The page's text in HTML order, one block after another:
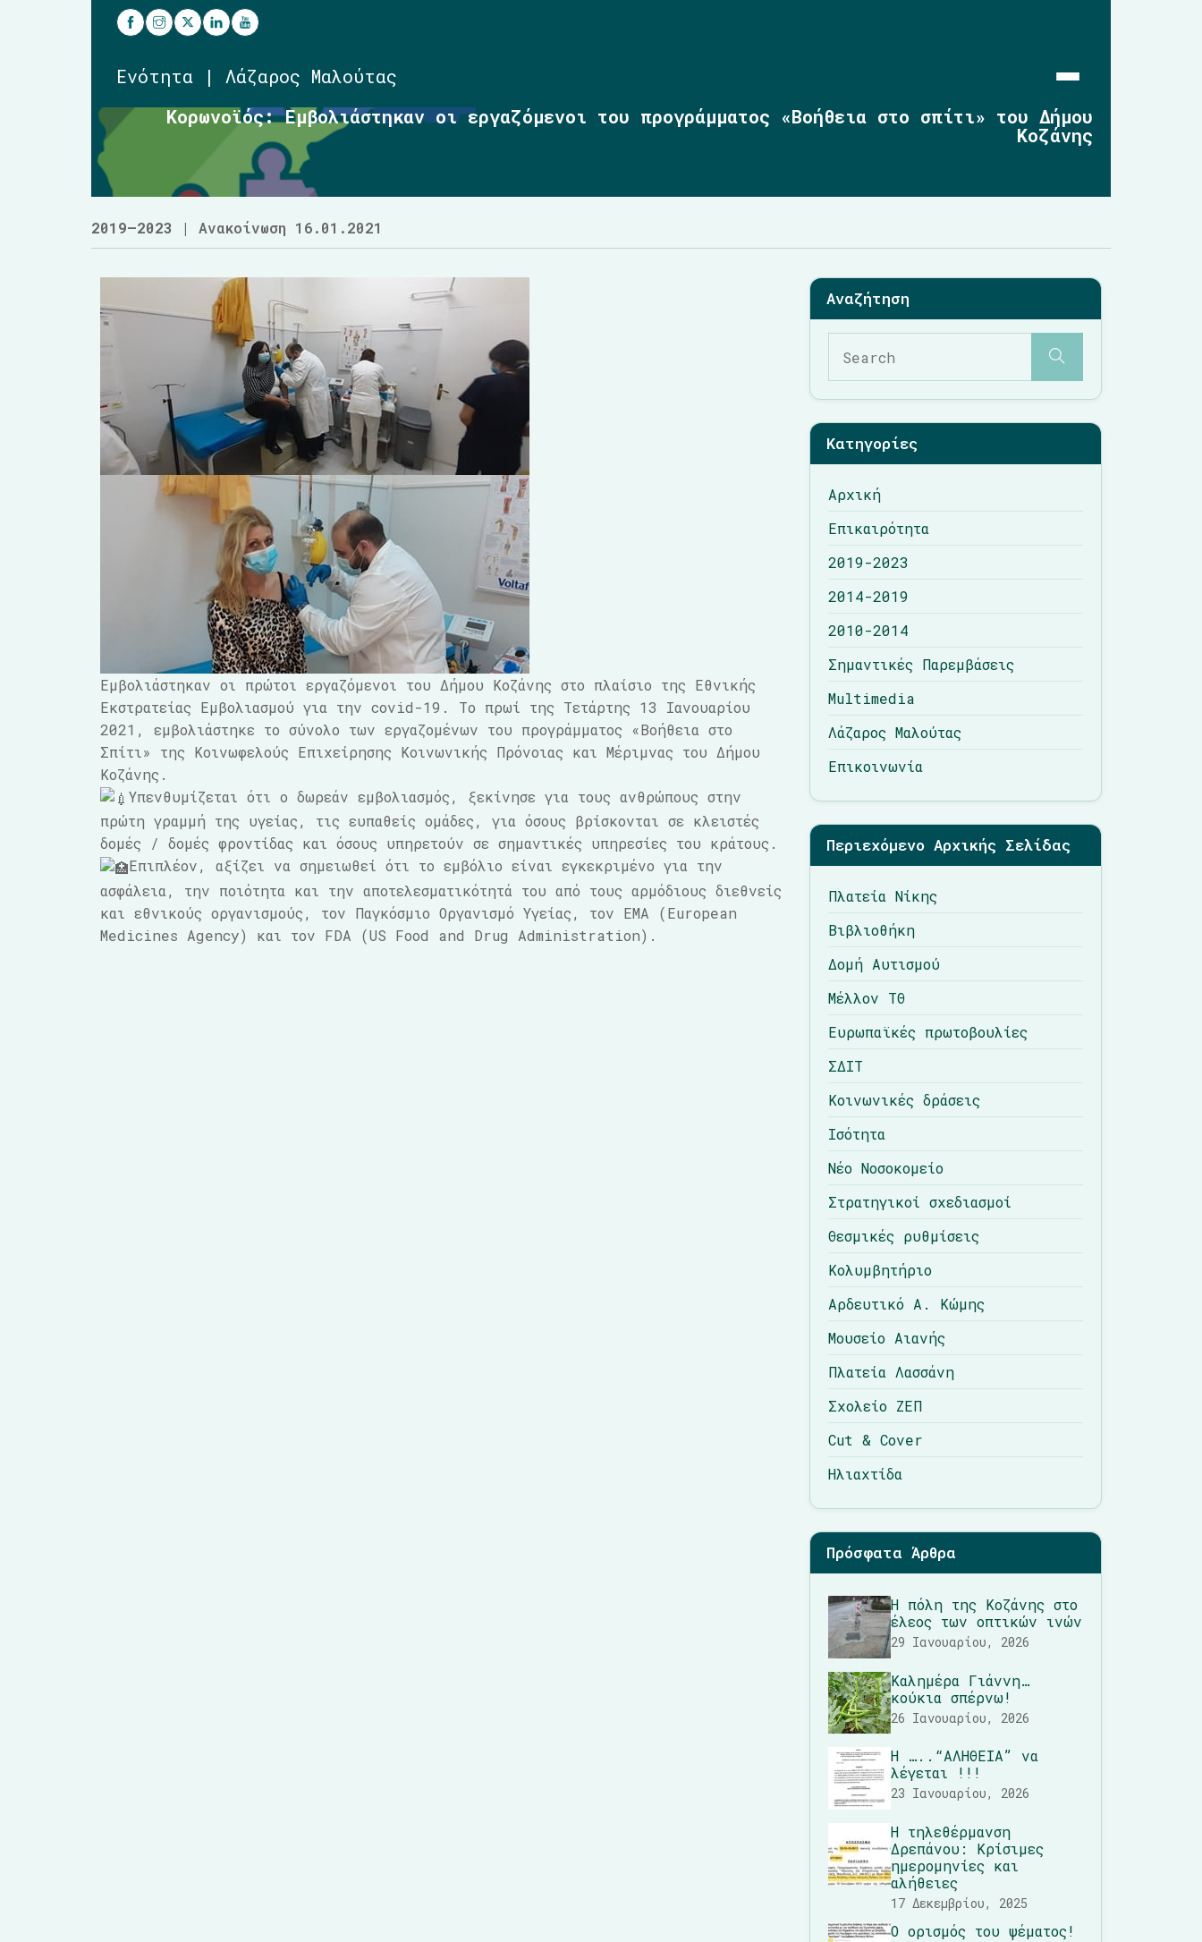
Ενότητα | Λάζαρος Μαλούτας
2019-2023
2014-2019
2010-2014
Σημαντικές Παρεμβάσεις
Multimedia
Λάζαρος Μαλούτας
Επικοινωνία
Κορωνοϊός: Εμβολιάστηκαν οι εργαζόμενοι του προγράμματος «Βοήθεια στο σπίτι» του Δήμου
Κοζάνης
2019–2023 | Ανακοίνωση 16.01.2021
Εμβολιάστηκαν οι πρώτοι εργαζόμενοι του Δήμου Κοζάνης στο πλαίσιο της Εθνικής
Εκστρατείας Εμβολιασμού για την covid-19. Το πρωί της Τετάρτης 13 Ιανουαρίου
2021, εμβολιάστηκε το σύνολο των εργαζομένων του προγράμματος «Βοήθεια στο
Σπίτι» της Κοινωφελούς Επιχείρησης Κοινωνικής Πρόνοιας και Μέριμνας του Δήμου
Κοζάνης.
Υπενθυμίζεται ότι ο δωρεάν εμβολιασμός, ξεκίνησε για τους ανθρώπους στην
πρώτη γραμμή της υγείας, τις ευπαθείς ομάδες, για όσους βρίσκονται σε κλειστές
δομές / δομές φροντίδας και όσους υπηρετούν σε σημαντικές υπηρεσίες του κράτους.
Επιπλέον, αξίζει να σημειωθεί ότι το εμβόλιο είναι εγκεκριμένο για την
ασφάλεια, την ποιότητα και την αποτελεσματικότητά του από τους αρμόδιους διεθνείς
και εθνικούς οργανισμούς, τον Παγκόσμιο Οργανισμό Υγείας, τον EMA (European
Medicines Agency) και τον FDA (US Food and Drug Administration).
Κατηγορίες
Αρχική
Επικαιρότητα
2019-2023
2014-2019
2010-2014
Σημαντικές Παρεμβάσεις
Multimedia
Λάζαρος Μαλούτας
Επικοινωνία
Περιεχόμενο Αρχικής Σελίδας
Πλατεία Νίκης
Βιβλιοθήκη
Δομή Αυτισμού
Μέλλον ΤΘ
Ευρωπαϊκές πρωτοβουλίες
ΣΔΙΤ
Κοινωνικές δράσεις
Ισότητα
Νέο Νοσοκομείο
Στρατηγικοί σχεδιασμοί
Θεσμικές ρυθμίσεις
Κολυμβητήριο
Αρδευτικό Α. Κώμης
Μουσείο Αιανής
Πλατεία Λασσάνη
Σχολείο ΖΕΠ
Cut & Cover
Ηλιαχτίδα
Πρόσφατα Άρθρα
Η πόλη της Κοζάνης στο
έλεος των οπτικών ινών
29 Ιανουαρίου, 2026
Καλημέρα Γιάννη…
κούκια σπέρνω!
26 Ιανουαρίου, 2026
Η …..“ΑΛΗΘΕΙΑ” να
λέγεται !!!
23 Ιανουαρίου, 2026
Η τηλεθέρμανση
Δρεπάνου: Κρίσιμες
ημερομηνίες και
αλήθειες
17 Δεκεμβρίου, 2025
Ο ορισμός του ψέματος!